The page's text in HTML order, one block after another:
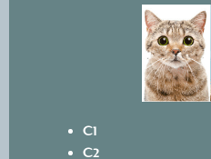
C1
C2